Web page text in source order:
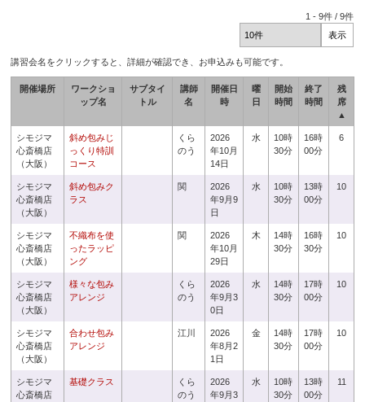
1 -9件 /9件
講習会名をクリックすると、詳細が確認でき、お申込みも可能です。
開催場所
ワークショ
ップ名
サブタイ
トル
講師
名
開催日
時
曜
日
開始
時間
終了
時間
残
席
▲
シモジマ
心斎橋店
（大阪）
斜め包みじ
っくり特訓
コース
くら
のう
2026
年10月
14日
水
10時
30分
16時
00分
6
シモジマ
心斎橋店
（大阪）
斜め包みク
ラス
関
2026
年9月9
日
水
10時
30分
13時
00分
10
シモジマ
心斎橋店
（大阪）
不織布を使
ったラッピ
ング
関
2026
年10月
29日
木
14時
30分
16時
30分
10
シモジマ
心斎橋店
（大阪）
様々な包み
アレンジ
くら
のう
2026
年9月3
0日
水
14時
30分
17時
00分
10
シモジマ
心斎橋店
（大阪）
合わせ包み
アレンジ
江川
2026
年8月2
1日
金
14時
30分
17時
00分
10
シモジマ
心斎橋店
基礎クラス
くら
のう
2026
年9月3
水
10時
30分
13時
00分
11